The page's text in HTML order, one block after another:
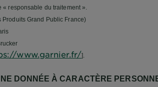
« responsable du traitement ».
Produits Grand Public France)
www.garnier.fr/].
DONNÉE À CARACTÈRE